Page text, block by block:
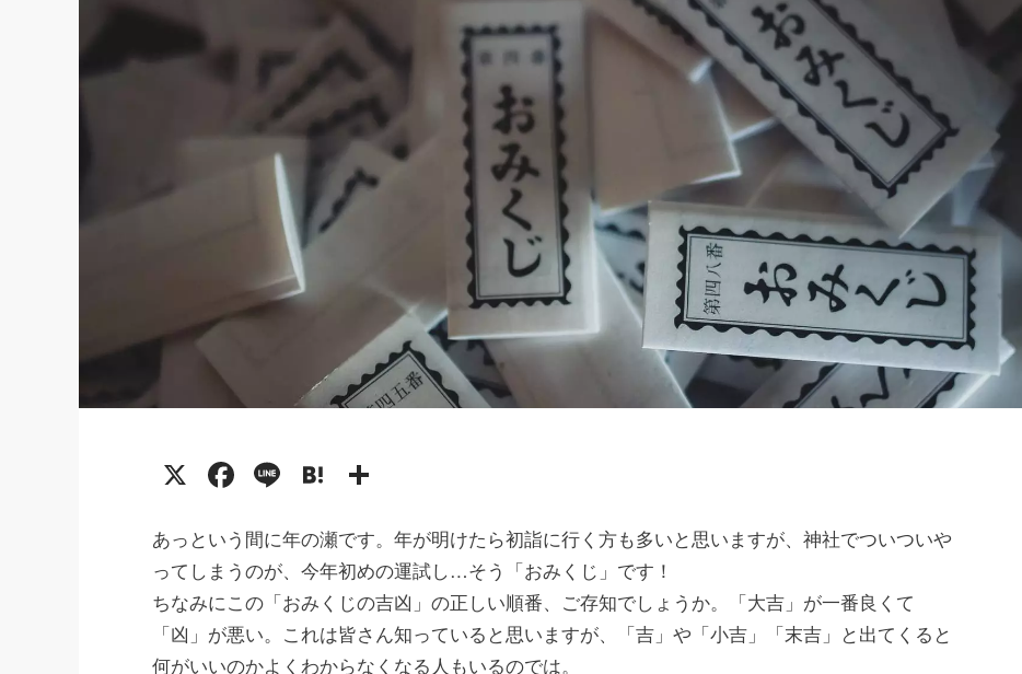
X Facebook
LineHatena
あっという間に年の瀬です。年が明けたら初詣に行く方も多いと思いますが、神社でついついや
ってしまうのが、今年初めの運試し…そう「おみくじ」です！
ちなみにこの「おみくじの吉凶」の正しい順番、ご存知でしょうか。「大吉」が一番良くて
「凶」が悪い。これは皆さん知っていると思いますが、「吉」や「小吉」「末吉」と出てくると
何がいいのかよくわからなくなる人もいるのでは。